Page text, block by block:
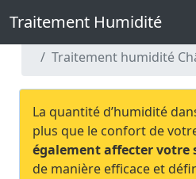
Traitement Humidité
Traitement Humidité
Traitement humidité
La quantité d’humidité
plus que le confort de
également affecter votre
de manière efficace et